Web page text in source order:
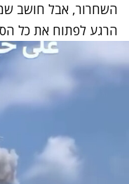
השחרור, אבל חושב
הרגע לפתוח את כל